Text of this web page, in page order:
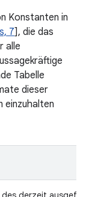
Konstanten in
7], die das
alle
Tabelle
dieser
einzuhalten